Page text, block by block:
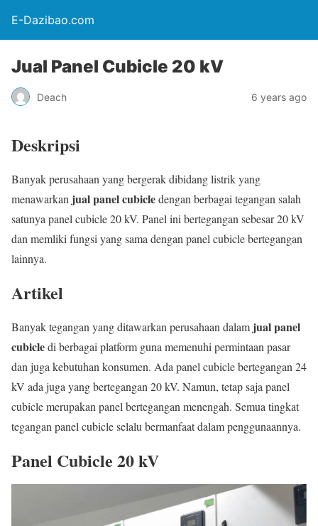
E-Dazibao.com
Jual Panel Cubicle 20 kV
Deach 6 years ago
Deskripsi
Banyak perusahaan yang bergerak dibidang listrik yang
menawarkan jual panel cubicledengan berbagai tegangan salah
satunya panel cubicle 20 kV. Panel ini bertegangan sebesar 20 kV
dan memliki fungsi yang sama dengan panel cubicle bertegangan
lainnya.
Artikel
Banyak tegangan yang ditawarkan perusahaan dalam jual panel
cubicledi berbagai platform guna memenuhi permintaan pasar
dan juga kebutuhan konsumen. Ada panel cubicle bertegangan 24
kV ada juga yang bertegangan 20 kV. Namun, tetap saja panel
cubicle merupakan panel bertegangan menengah. Semua tingkat
tegangan panel cubicle selalu bermanfaat dalam penggunaannya.
Panel Cubicle 20 kV